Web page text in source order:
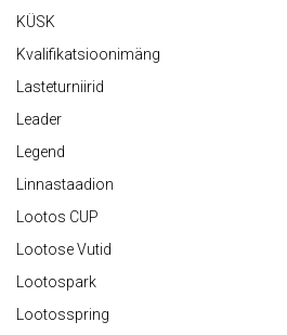
KÜSK
Kvalifikatsioonimäng
Lasteturniirid
Leader
Legend
Linnastaadion
Lootos CUP
Lootose Vutid
Lootospark
Lootosspring